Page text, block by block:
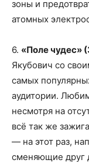
зоны и
атомных
6. «Поле чудес»
Якубович со
самых
аудитории.
несмотря на
всё так же
— на этот раз,
сменяющие друг